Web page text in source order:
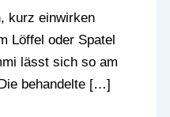
kurz einwirken
Löffel oder Spatel
lässt sich so am
behandelte […]